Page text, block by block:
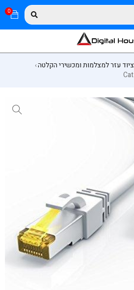
0
ציוד עזר למצלמות ומכשירי הקלטה›